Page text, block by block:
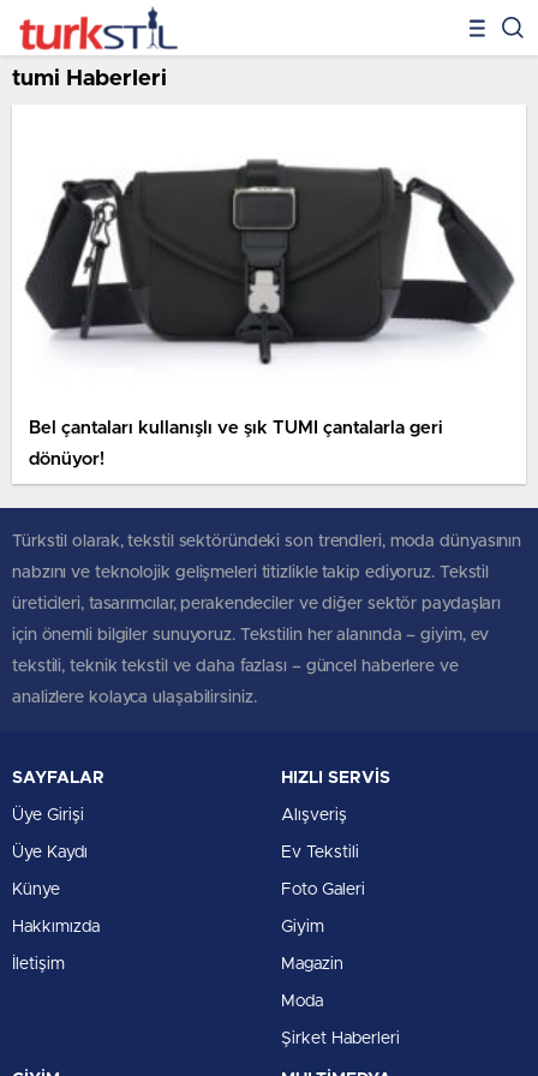
tumi Haberleri
Bel çantaları kullanışlı ve şık TUMI çantalarla geri
dönüyor!
Türkstil olarak, tekstil sektöründeki son trendleri, moda dünyasının
nabzını ve teknolojik gelişmeleri titizlikle takip ediyoruz. Tekstil
üreticileri, tasarımcılar, perakendeciler ve diğer sektör paydaşları
için önemli bilgiler sunuyoruz. Tekstilin her alanında – giyim, ev
tekstili, teknik tekstil ve daha fazlası – güncel haberlere ve
analizlere kolayca ulaşabilirsiniz.
SAYFALAR
Üye Girişi
Üye Kaydı
Künye
Hakkımızda
İletişim
HIZLI SERVİS
Alışveriş
Ev Tekstili
Foto Galeri
Giyim
Magazin
Moda
Şirket Haberleri